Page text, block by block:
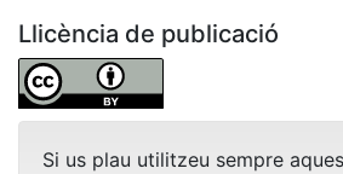
Llicència de publicació
Si us plau utilitzeu sempre